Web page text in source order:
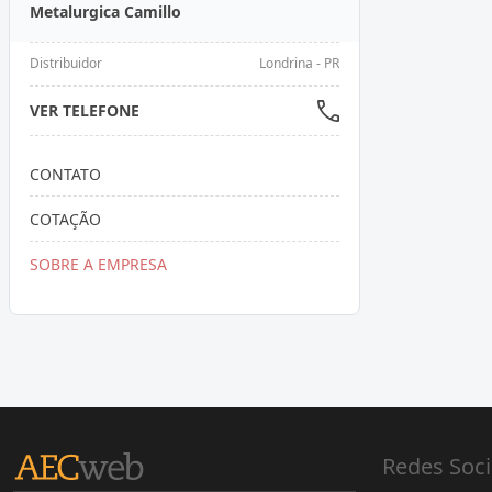
Metalurgica Camillo
Distribuidor Londrina - PR
VER TELEFONE
CONTATO
COTAÇÃO
SOBRE A EMPRESA
Redes